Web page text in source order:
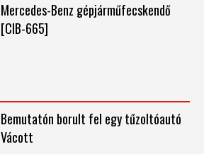
Mercedes-Benz gépjárműfecskendő
[CIB-665]
Bemutatón borult fel egy tűzoltóautó
Vácott